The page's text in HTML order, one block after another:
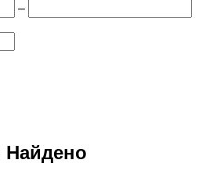
–
Найдено